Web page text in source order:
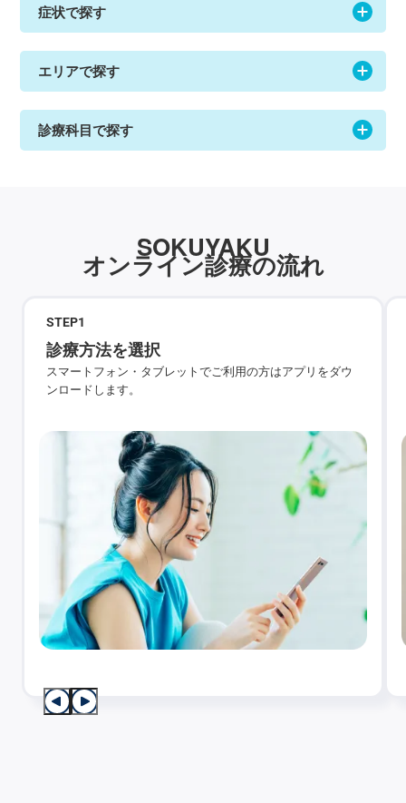
症状で探す
エリアで探す
診療科目で探す
SOKUYAKU
オンライン診療の流れ
STEP1
診療方法を選択
スマートフォン・タブレットでご利用の方はアプリをダウ
ンロードします。